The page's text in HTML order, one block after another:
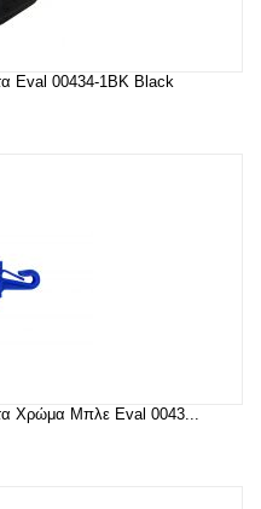
Eval 00434-1BK Black
Χρώμα Μπλε Eval 0043...